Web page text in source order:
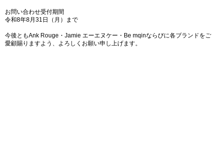
お問い合わせ受付期間
令和8年8月31日（月）まで
今後ともAnk Rouge・Jamie エーエヌケー・Be mqinならびに各ブランドをご
愛顧賜りますよう、よろしくお願い申し上げます。